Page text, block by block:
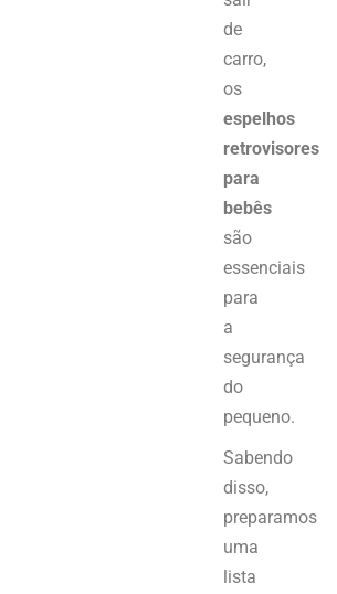
de
carro,
os
espelhos
retrovisores
para
bebês
são
essenciais
para
a
segurança
do
pequeno.
Sabendo
disso,
preparamos
uma
lista